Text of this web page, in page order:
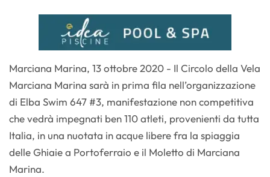
Marciana Marina, 13 ottobre 2020 - Il Circolo della Vela
Marciana Marina sarà in prima fila nell’organizzazione
di Elba Swim 647 #3, manifestazione non competitiva
che vedrà impegnati ben 110 atleti, provenienti da tutta
Italia, in una nuotata in acque libere fra la spiaggia
delle Ghiaie a Portoferraio e il Moletto di Marciana
Marina.